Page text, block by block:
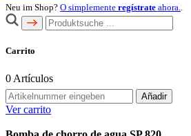
Neu im Shop? O simplemente regístrate ahora..
Carrito
0 Artículos
Añadir
Ver carrito